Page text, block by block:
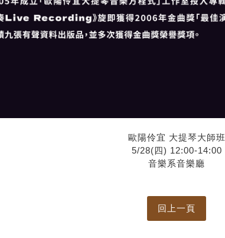
歐陽伶宜 大提琴大師班
5/28(四) 12:00-14:00
音樂系音樂廳